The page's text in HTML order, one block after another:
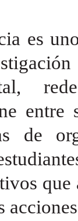
es
entre
de